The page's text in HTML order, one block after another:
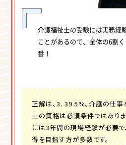
介護福祉士の受験には実務経
ことがあるので、全体の6割
番！
正解は、3. 39.5%。介護の仕
士の資格は必須条件ではあり
には3年間の現場経験が必要で
得を目指す方が多数です。